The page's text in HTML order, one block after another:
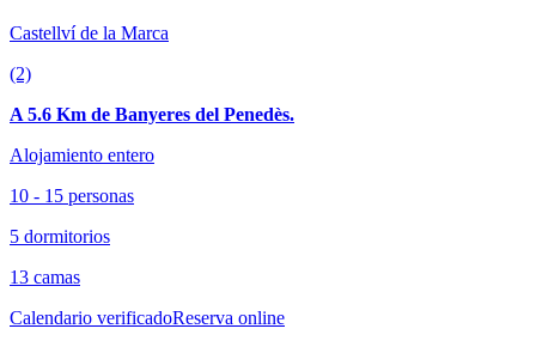
Castellví de la Marca
(2)
A 5.6 Km de Banyeres del Penedès.
Alojamiento entero
10 - 15 personas
5 dormitorios
13 camas
Calendario verificadoReserva online